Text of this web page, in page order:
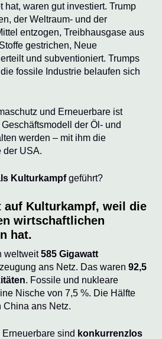
hat, waren gut investiert. Trump
der Weltraum- und der
entzogen, Treibhausgase aus
gestrichen, Neue
und subventioniert. Trumps
fossile Industrie belaufen sich
und Erneuerbare ist
Geschäftsmodell der Öl- und
werden – mit ihm die
der USA.
Kulturkampfgeführt?
auf Kulturkampf, weil die
wirtschaftlichen
hat.
weltweit585 Gigawatt
ans Netz. Das waren92,5
. Fossile und nukleare
Nische von 7,5 %. Die Hälfte
China ans Netz.
sind konkurrenzlos